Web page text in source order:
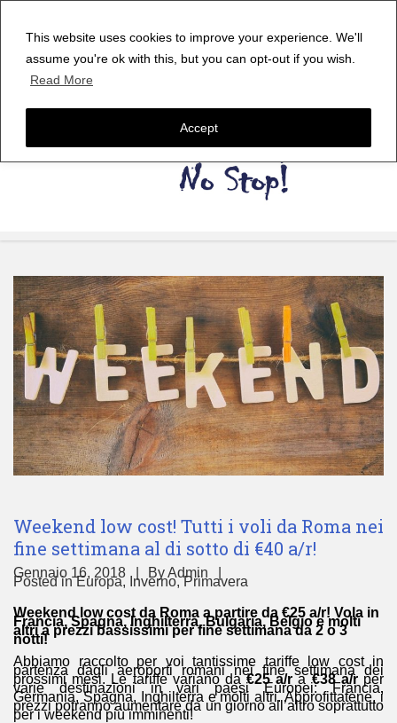
This website uses cookies to improve your experience. We'll
assume you're ok with this, but you can opt-out if you wish.
Read More
Accept
Weekend low cost! Tutti i voli da Roma nei
fine settimana al di sotto di €40 a/r!
Gennaio 16, 2018 ByAdmin
Posted inEuropa, Inverno,Primavera
Weekend low cost da Roma a partire da €25 a/r! Vola in
Francia, Spagna, Inghilterra, Bulgaria, Belgio e molti
altri a prezzi bassissimi per fine settimana da 2 o 3
notti!
Abbiamo raccolto per voi tantissime tariffe low cost in
partenza dagli aeroporti romani nei fine settimana dei
prossimi mesi. Le tariffe variano da€25 a/ra€38 a/rper
varie destinazioni in vari paesi Europei: Francia,
Germania, Spagna, Inghilterra e molti altri. Approfittatene, i
prezzi potranno aumentare da un giorno all’altro soprattutto
per i weekend più imminenti!